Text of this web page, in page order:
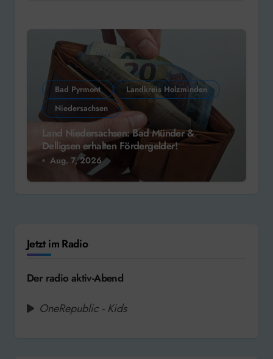
Bad Pyrmont
Landkreis Holzminden
Niedersachsen
Land Niedersachsen: Bad Münder &
Delligsen erhalten Fördergelder!
Aug. 7, 2026
Jetzt im Radio
Der radio aktiv-Abend
OneRepublic - Kids